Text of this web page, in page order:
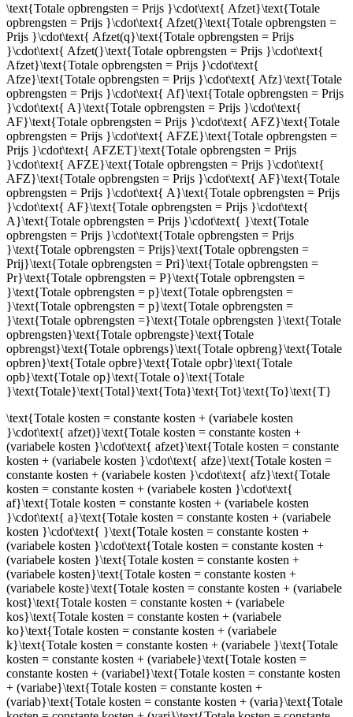
\text{Totale opbrengsten = Prijs }\cdot\text{ Afzet}\text{Totale
opbrengsten = Prijs }\cdot\text{ Afzet(}\text{Totale opbrengsten =
Prijs }\cdot\text{ Afzet(q}\text{Totale opbrengsten = Prijs
}\cdot\text{ Afzet(}\text{Totale opbrengsten = Prijs }\cdot\text{
Afzet}\text{Totale opbrengsten = Prijs }\cdot\text{
Afze}\text{Totale opbrengsten = Prijs }\cdot\text{ Afz}\text{Totale
opbrengsten = Prijs }\cdot\text{ Af}\text{Totale opbrengsten = Prijs
}\cdot\text{ A}\text{Totale opbrengsten = Prijs }\cdot\text{
AF}\text{Totale opbrengsten = Prijs }\cdot\text{ AFZ}\text{Totale
opbrengsten = Prijs }\cdot\text{ AFZE}\text{Totale opbrengsten =
Prijs }\cdot\text{ AFZET}\text{Totale opbrengsten = Prijs
}\cdot\text{ AFZE}\text{Totale opbrengsten = Prijs }\cdot\text{
AFZ}\text{Totale opbrengsten = Prijs }\cdot\text{ AF}\text{Totale
opbrengsten = Prijs }\cdot\text{ A}\text{Totale opbrengsten = Prijs
}\cdot\text{ AF}\text{Totale opbrengsten = Prijs }\cdot\text{
A}\text{Totale opbrengsten = Prijs }\cdot\text{ }\text{Totale
opbrengsten = Prijs }\cdot\text{Totale opbrengsten = Prijs
}\text{Totale opbrengsten = Prijs}\text{Totale opbrengsten =
Prij}\text{Totale opbrengsten = Pri}\text{Totale opbrengsten =
Pr}\text{Totale opbrengsten = P}\text{Totale opbrengsten =
}\text{Totale opbrengsten = p}\text{Totale opbrengsten =
}\text{Totale opbrengsten = p}\text{Totale opbrengsten =
}\text{Totale opbrengsten =}\text{Totale opbrengsten }\text{Totale
opbrengsten}\text{Totale opbrengste}\text{Totale
opbrengst}\text{Totale opbrengs}\text{Totale opbreng}\text{Totale
opbren}\text{Totale opbre}\text{Totale opbr}\text{Totale
opb}\text{Totale op}\text{Totale o}\text{Totale
}\text{Totale}\text{Total}\text{Tota}\text{Tot}\text{To}\text{T}
\text{Totale kosten = constante kosten + (variabele kosten
}\cdot\text{ afzet)}\text{Totale kosten = constante kosten +
(variabele kosten }\cdot\text{ afzet}\text{Totale kosten = constante
kosten + (variabele kosten }\cdot\text{ afze}\text{Totale kosten =
constante kosten + (variabele kosten }\cdot\text{ afz}\text{Totale
kosten = constante kosten + (variabele kosten }\cdot\text{
af}\text{Totale kosten = constante kosten + (variabele kosten
}\cdot\text{ a}\text{Totale kosten = constante kosten + (variabele
kosten }\cdot\text{ }\text{Totale kosten = constante kosten +
(variabele kosten }\cdot\text{Totale kosten = constante kosten +
(variabele kosten }\text{Totale kosten = constante kosten +
(variabele kosten}\text{Totale kosten = constante kosten +
(variabele koste}\text{Totale kosten = constante kosten + (variabele
kost}\text{Totale kosten = constante kosten + (variabele
kos}\text{Totale kosten = constante kosten + (variabele
ko}\text{Totale kosten = constante kosten + (variabele
k}\text{Totale kosten = constante kosten + (variabele }\text{Totale
kosten = constante kosten + (variabele}\text{Totale kosten =
constante kosten + (variabel}\text{Totale kosten = constante kosten
+ (variabe}\text{Totale kosten = constante kosten +
(variab}\text{Totale kosten = constante kosten + (varia}\text{Totale